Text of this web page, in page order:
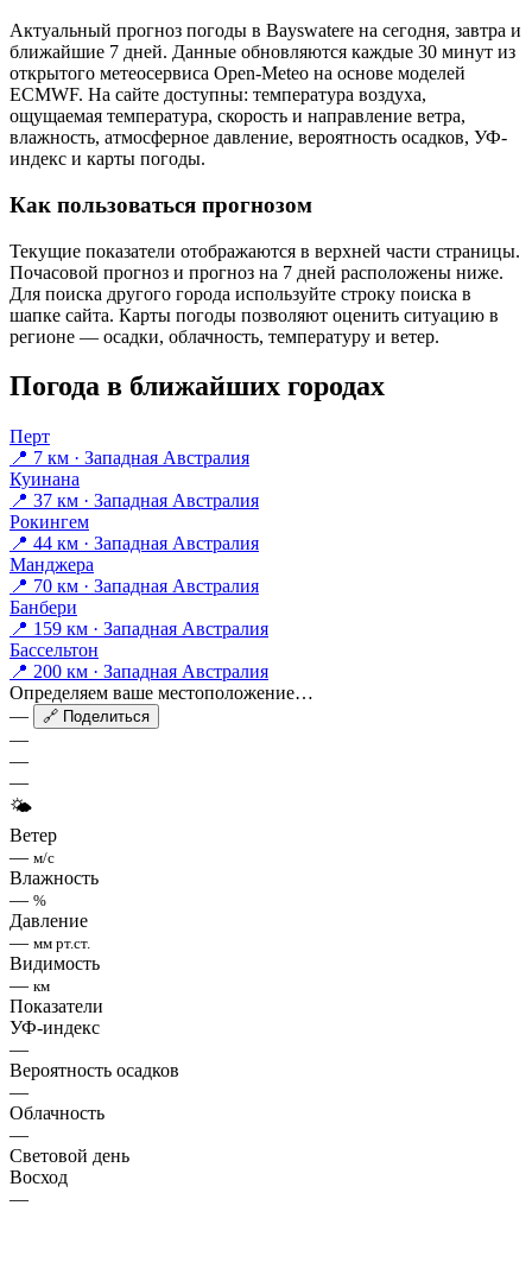
Актуальный прогноз погоды в Bayswaterе на сегодня, завтра и
ближайшие 7 дней. Данные обновляются каждые 30 минут из
открытого метеосервиса Open-Meteo на основе моделей
ECMWF. На сайте доступны: температура воздуха,
ощущаемая температура, скорость и направление ветра,
влажность, атмосферное давление, вероятность осадков, УФ-
индекс и карты погоды.
Как пользоваться прогнозом
Текущие показатели отображаются в верхней части страницы.
Почасовой прогноз и прогноз на 7 дней расположены ниже.
Для поиска другого города используйте строку поиска в
шапке сайта. Карты погоды позволяют оценить ситуацию в
регионе — осадки, облачность, температуру и ветер.
Погода в ближайших городах
Перт
📍 7 км · Западная Австралия
Куинана
📍 37 км · Западная Австралия
Рокингем
📍 44 км · Западная Австралия
Манджера
📍 70 км · Западная Австралия
Банбери
📍 159 км · Западная Австралия
Бассельтон
📍 200 км · Западная Австралия
Определяем ваше местоположение…
—
🔗 Поделиться
—
—
—
🌤
Ветер
— м/с
Влажность
— %
Давление
— мм рт.ст.
Видимость
— км
Показатели
УФ-индекс
—
Вероятность осадков
—
Облачность
—
Световой день
Восход
—